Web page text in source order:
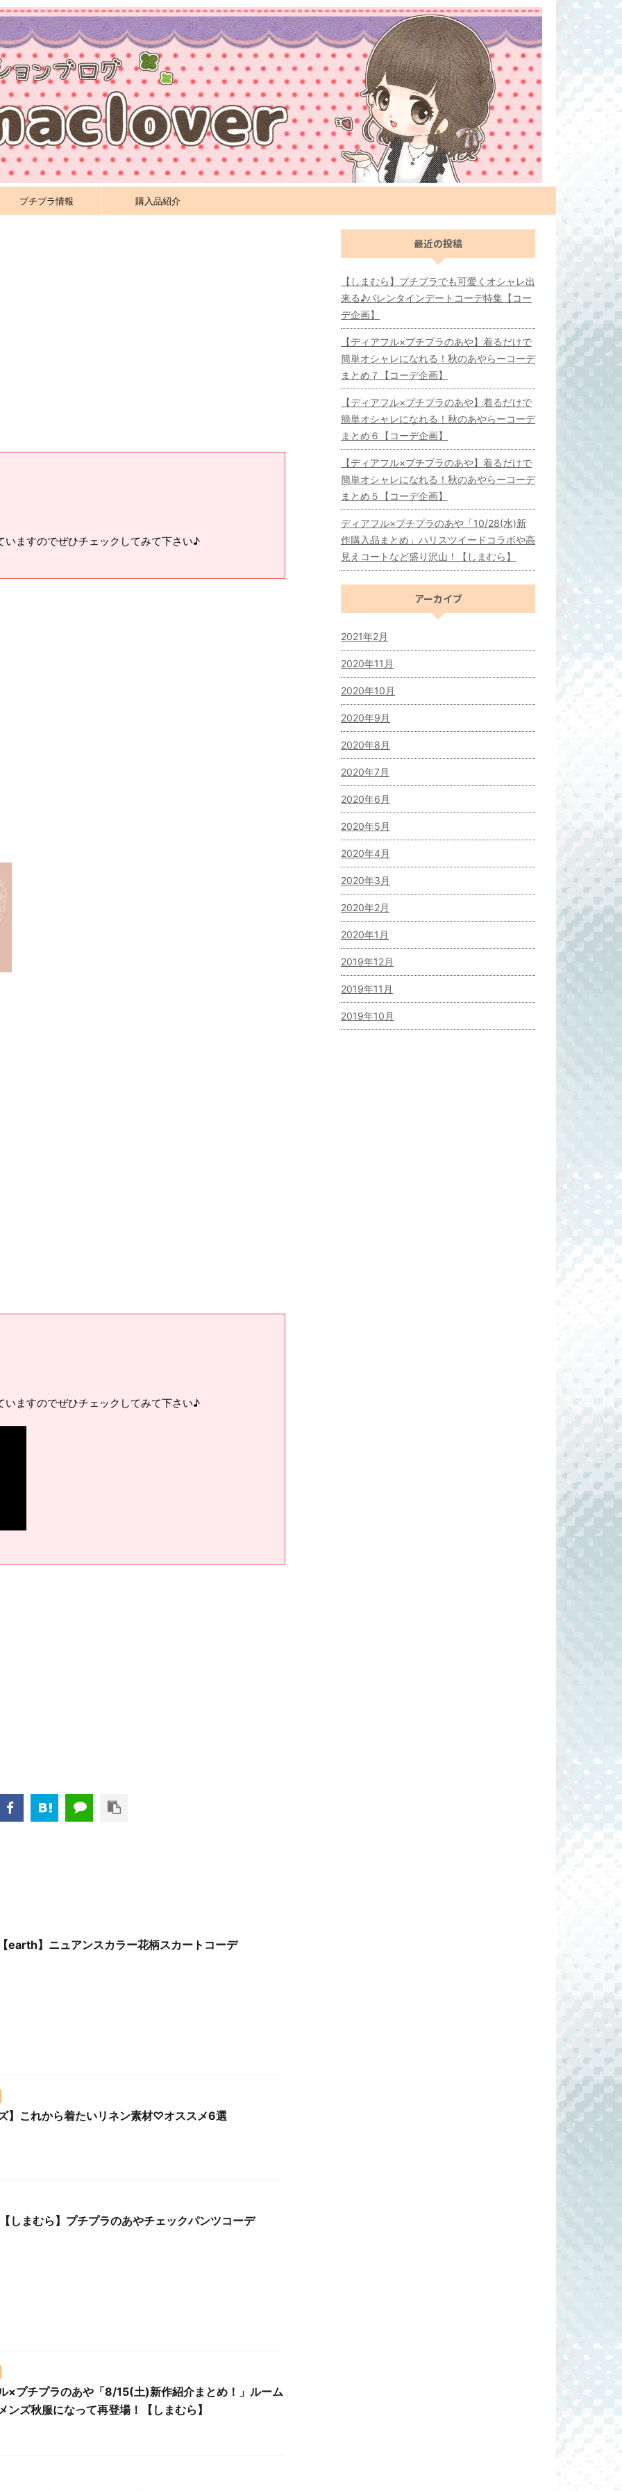
プチプラ情報 購入品紹介
ますのでぜひチェックしてみて下さい♪
ますのでぜひチェックしてみて下さい♪
earth】ニュアンスカラー花柄スカートコーデ
】これから着たいリネン素材♡オススメ6選
しまむら】プチプラのあやチェックパンツコーデ
×プチプラのあや「8/15(土)新作紹介まとめ！」ルーム
ンズ秋服になって再登場！【しまむら】
最近の投稿
【しまむら】プチプラでも可愛くオシャレ出
来る♪バレンタインデートコーデ特集【コー
デ企画】
【ディアフル×プチプラのあや】着るだけで
簡単オシャレになれる！秋のあやらーコーデ
まとめ７【コーデ企画】
【ディアフル×プチプラのあや】着るだけで
簡単オシャレになれる！秋のあやらーコーデ
まとめ６【コーデ企画】
【ディアフル×プチプラのあや】着るだけで
簡単オシャレになれる！秋のあやらーコーデ
まとめ５【コーデ企画】
ディアフル×プチプラのあや「10/28(水)新
作購入品まとめ」ハリスツイードコラボや高
見えコートなど盛り沢山！【しまむら】
アーカイブ
2021年2月
2020年11月
2020年10月
2020年9月
2020年8月
2020年7月
2020年6月
2020年5月
2020年4月
2020年3月
2020年2月
2020年1月
2019年12月
2019年11月
2019年10月